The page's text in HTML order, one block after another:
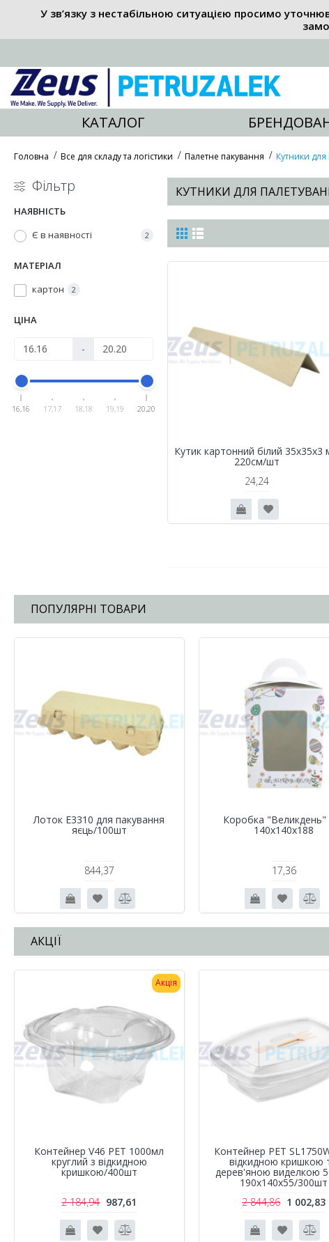
У зв’язку з нестабільною ситуацією просимо
КАТАЛОГ
Головна Все для складу та логістики Палетне пакування Кутники для
Фільтр
НАЯВНІСТЬ
Є в наявності
2
МАТЕРІАЛ
картон
2
ЦІНА
-
16,16 17,17 18,18 19,19 20,20
КУТНИКИ ДЛЯ
Кутик картонний білий 35x35х3
220см/шт
24,24
ПОПУЛЯРНІ ТОВАРИ
Лоток Е3310 для пакування
яєць/100шт
844,37
Коробка
140х140х188
17,36
АКЦІЇ
Акція
Контейнер V46 PET 1000мл
круглий з відкидною
кришкою/400шт
2 184,94 987,61
Контейнер РЕТ
відкидною кришкою
дерев'яною виделкою
190х140х55/300шт
2 844,86 1 002,83